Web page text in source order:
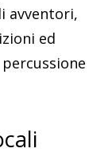
avventori,
ed